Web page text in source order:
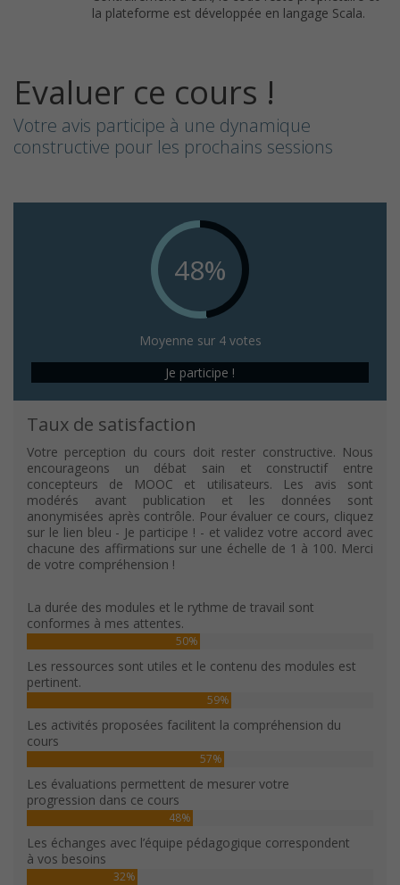
la plateforme est développée en langage Scala.
Evaluer ce cours !
Votre avis participe à une dynamique
constructive pour les prochains sessions
48%
Moyenne sur 4 votes
Je participe !
Taux de satisfaction
Votre perception du cours doit rester constructive. Nous
encourageons un débat sain et constructif entre
concepteurs de MOOC et utilisateurs. Les avis sont
modérés avant publication et les données sont
anonymisées après contrôle. Pour évaluer ce cours, cliquez
sur le lien bleu - Je participe ! - et validez votre accord avec
chacune des affirmations sur une échelle de 1 à 100. Merci
de votre compréhension !
La durée des modules et le rythme de travail sont
conformes à mes attentes.
50%
Les ressources sont utiles et le contenu des modules est
pertinent.
59%
Les activités proposées facilitent la compréhension du
cours
57%
Les évaluations permettent de mesurer votre
progression dans ce cours
48%
Les échanges avec l’équipe pédagogique correspondent
à vos besoins
32%